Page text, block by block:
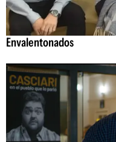
Envalentonados